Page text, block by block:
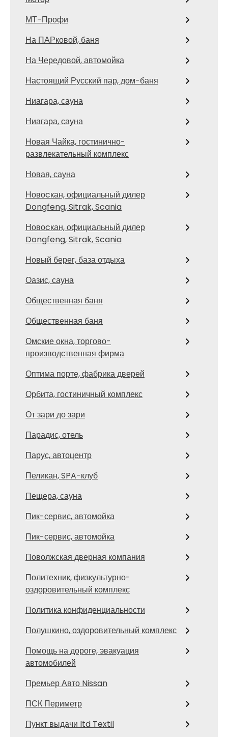
МТ-Профи
На ПАРковой, баня
На Чередовой, автомойка
Настоящий Русский пар, дом-баня
Ниагара, сауна
Ниагара, сауна
Новая Чайка, гостинично-
развлекательный комплекс
Новая, сауна
Новоcкан, официальный дилер
Dongfeng, Sitrak, Scania
Новоcкан, официальный дилер
Dongfeng, Sitrak, Scania
Новый берег, база отдыха
Оазис, сауна
Общественная баня
Общественная баня
Омские окна, торгово-
производственная фирма
Оптима порте, фабрика дверей
Орбита, гостиничный комплекс
От зари до зари
Парадис, отель
Парус, автоцентр
Пеликан, SPA-клуб
Пещера, сауна
Пик-сервис, автомойка
Пик-сервис, автомойка
Поволжская дверная компания
Политехник, физкультурно-
оздоровительный комплекс
Политика конфиденциальности
Полушкино, оздоровительный комплекс
Помощь на дороге, эвакуация
автомобилей
Премьер Авто Nissan
ПСК Периметр
Пункт выдачи Itd Textil